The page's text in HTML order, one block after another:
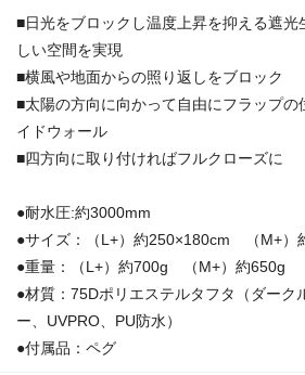
■日光をブロックし温度上昇を抑える遮光
しい空間を実現
■横風や地面からの照り返しをブロック
■太陽の方向に向かって自由にフラップの
イドウォール
■四方向に取り付ければフルクローズに
●耐水圧:約3000mm
●サイズ：（L+）約250×180cm （M+）
●重量：（L+）約700g （M+）約650g
●材質：75Dポリエステルタフタ（ダーク
ー、UVPRO、PU防水）
●付属品：ペグ